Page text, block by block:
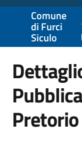
Comune
di Furci
Siculo